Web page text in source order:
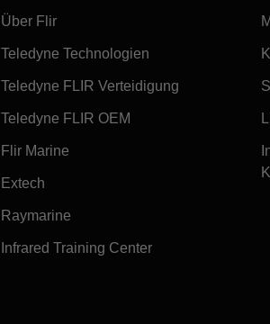
Über Flir
Teledyne Technologien
Teledyne FLIR Verteidigung
Teledyne FLIR OEM
Flir Marine
Extech
Raymarine
Infrared Training Center